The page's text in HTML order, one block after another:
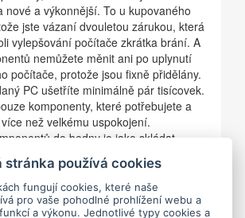
nové a výkonnější. To u kupovaného
jste vázaní dvouletou zárukou, která
vylepšování počítače zkrátka brání. A
nemůžete měnit ani po uplynutí
počítače, protože jsou fixně přidělány.
PC ušetříte minimálně pár tisícovek.
komponenty, které potřebujete a
než velkému uspokojení.
do bedny je jako skládat
počítač nebo těmto věcem
si ho koupíte v obchodě? Kdo
zkušenosti, máte nějaké tipy jak na
stránka používá cookies
fungují cookies, které naše
pro vaše pohodlné prohlížení webu a
a výkonu. Jednotlivé typy cookies a